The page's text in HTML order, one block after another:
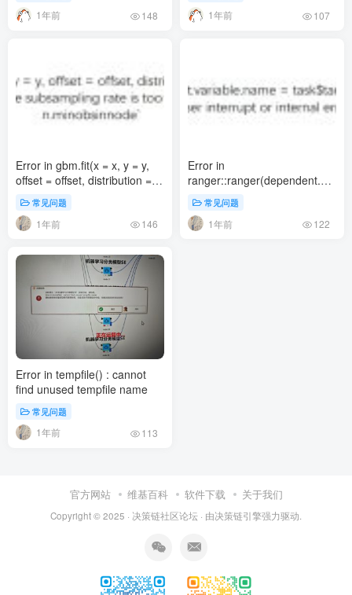
PipeOp colapply’s $train()’
1年前 148
be NA1年前 107
Error in gbm.fit(x = x, y = y,
offset = offset, distribution =
distribution, :The data set is
too small or the subsampling
rate is too large: nTrain *
n.minobsinnode
常见问题
1年前 146
Error in
= task$target_names, data =
task$data(), :User interrupt or
internal error.
常见问题
1年前 122
Error in tempfile() : cannot
find unused tempfile name
常见问题
1年前 113
官方网站 维基百科 软件下载 关于我们
Copyright © 2025 · 决策链社区论坛 · 由决策链引擎强力驱动.